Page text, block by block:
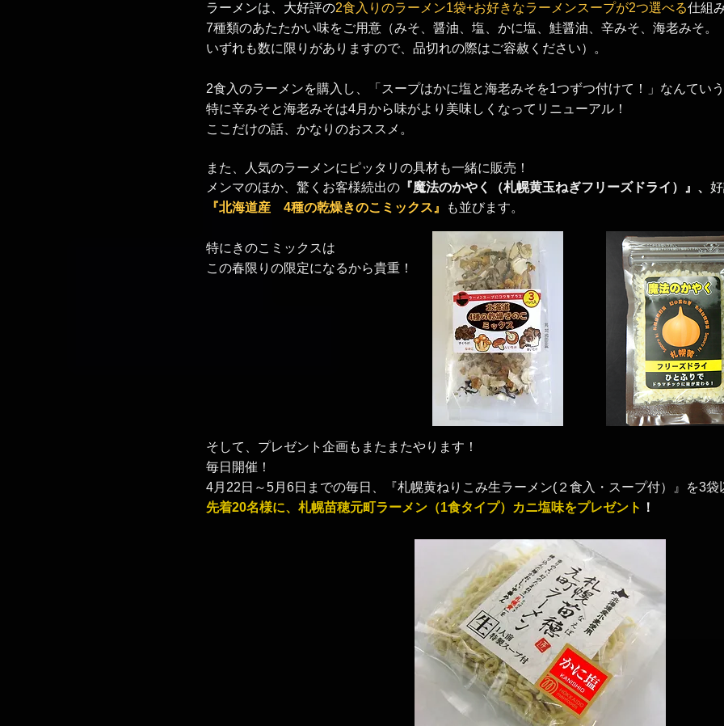
ラーメンは、大好評の2食入りのラーメン1袋+お好きなラーメンスープが2つ選べる仕組
7種類のあたたかい味をご用意 （みそ、醤油、塩、かに塩、鮭醤油、辛みそ、海老みそ。
いずれも数に限りがありますので、品切れの際はご容赦ください）。
2食入のラーメンを購入し、「スープはかに塩と海老みそを1つずつ付けて！」なんてい
特に辛みそと海老みそは4月から味がより美味しくなってリニューアル！
ここだけの話、かなりのおススメ。
また、人気のラーメンにピッタリの具材も一緒に販売！
メンマのほか、驚くお客様続出の 『魔法のかやく（札幌黄玉ねぎフリーズドライ）』、
『北海道産 4種の乾燥きのこミックス』
も並びます。
​特にきのこミックスは
​この春限りの限定になるから貴重！
そして、プレゼント企画もまたまたやります！
毎日開催！
4月22日～5月6日までの毎日、『札幌黄ねりこみ生ラーメン(２食入・スープ付）』を3
先着20名様に、札幌苗穂元町ラーメン（1食タイプ）カニ塩味をプレゼント ！